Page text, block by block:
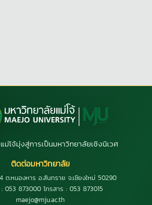
ม่โจ้มุ่งสู่การเป็นมหาวิทยาลัยเชิงนิเวศ
ติดต่อมหาวิทยาลัย
ต.หนองหาร อ.สันทราย จ.เชียงใหม่ 50290
053 873000 โทรสาร : 053 873015
maejo@mju.ac.th